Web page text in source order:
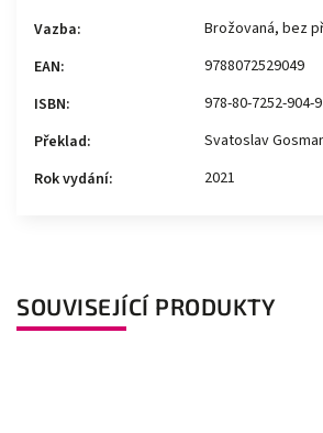
Vazba:
Brožovaná, bez
EAN:
9788072529049
ISBN:
978-80-7252-904-9
Překlad:
Svatoslav
Rok vydání: 2021
SOUVISEJÍCÍ PRODUKTY